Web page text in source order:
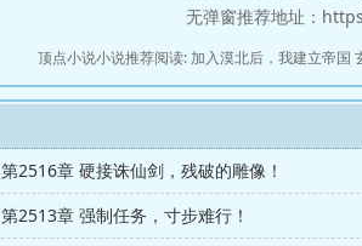
无弹窗推荐地址：
顶点小说小说推荐阅读: 加入漠北后，我建立帝国
第2516章 硬接诛仙剑，残破的雕像！
第2513章 强制任务，寸步难行！